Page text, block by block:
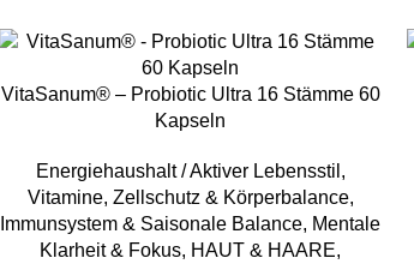
IN DEN WARENKORB
VitaSanum® – Probiotic Ultra 16 Stämme 60
Kapseln
Energiehaushalt / Aktiver Lebensstil ,
Vitamine, Zellschutz & Körperbalance,
Immunsystem & Saisonale Balance, Mentale
Klarheit & Fokus, HAUT & HAARE,